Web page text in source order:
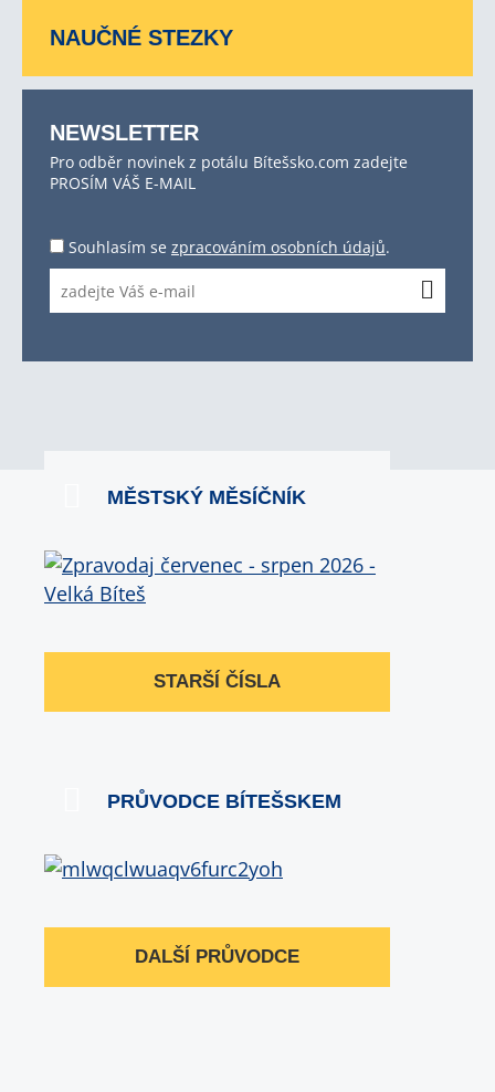
NAUČNÉ STEZKY
NEWSLETTER
Pro odběr novinek z potálu Bítešsko.com zadejte
PROSÍM VÁŠ E-MAIL
Souhlasím se zpracováním osobních údajů.
MĚSTSKÝ MĚSÍČNÍK
STARŠÍ ČÍSLA
PRŮVODCE BÍTEŠSKEM
DALŠÍ PRŮVODCE